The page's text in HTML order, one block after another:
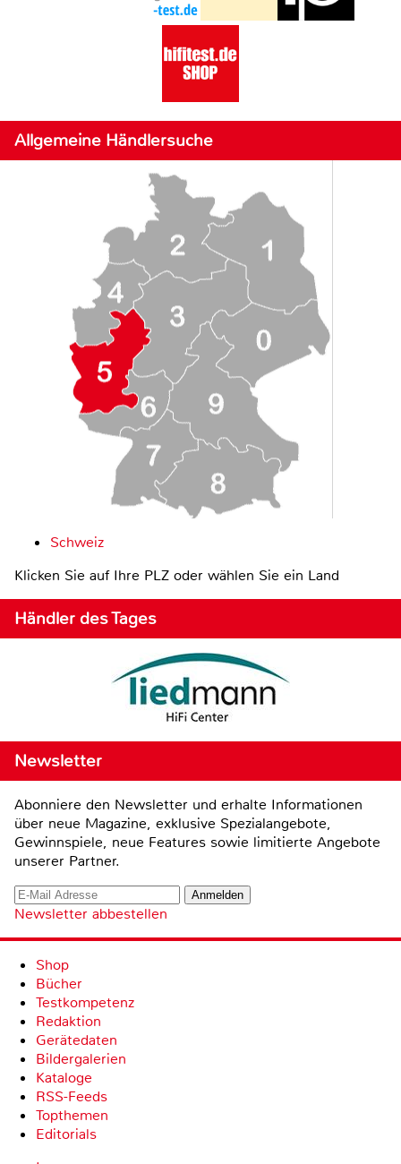
Allgemeine Händlersuche
Schweiz
Klicken Sie auf Ihre PLZ oder wählen Sie ein Land
Händler des Tages
Newsletter
Abonniere den Newsletter und erhalte Informationen
über neue Magazine, exklusive Spezialangebote,
Gewinnspiele, neue Features sowie limitierte Angebote
unserer Partner.
Newsletter abbestellen
Shop
Bücher
Testkompetenz
Redaktion
Gerätedaten
Bildergalerien
Kataloge
RSS-Feeds
Topthemen
Editorials